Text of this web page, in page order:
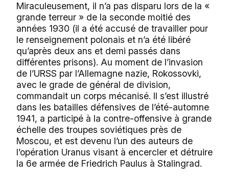
Miraculeusement, il n’a pas disparu lors de la «
grande terreur » de la seconde moitié des
années 1930 (il a été accusé de travailler pour
le renseignement polonais et n’a été libéré
qu’après deux ans et demi passés dans
différentes prisons). Au moment de l’invasion
de l’URSS par l’Allemagne nazie, Rokossovki,
avec le grade de général de division,
commandait un corps mécanisé. Il s’est illustré
dans les batailles défensives de l’été-automne
1941, a participé à la contre-offensive à grande
échelle des troupes soviétiques près de
Moscou, et est devenu l’un des auteurs de
l’opération Uranus visant à encercler et détruire
la 6e armée de Friedrich Paulus à Stalingrad.